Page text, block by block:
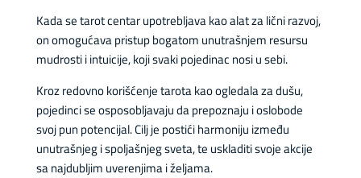
Kada se tarot centar upotrebljava kao alat za lični razvoj,
on omogućava pristup bogatom unutrašnjem resursu
mudrosti i intuicije, koji svaki pojedinac nosi u sebi.
Kroz redovno korišćenje tarota kao ogledala za dušu,
pojedinci se osposobljavaju da prepoznaju i oslobode
svoj pun potencijal. Cilj je postići harmoniju između
unutrašnjeg i spoljašnjeg sveta, te uskladiti svoje akcije
sa najdubljim uverenjima i željama.